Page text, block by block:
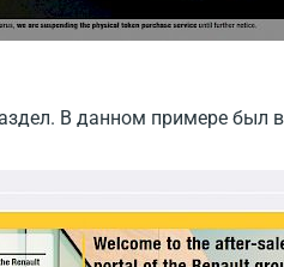
В данном примере был